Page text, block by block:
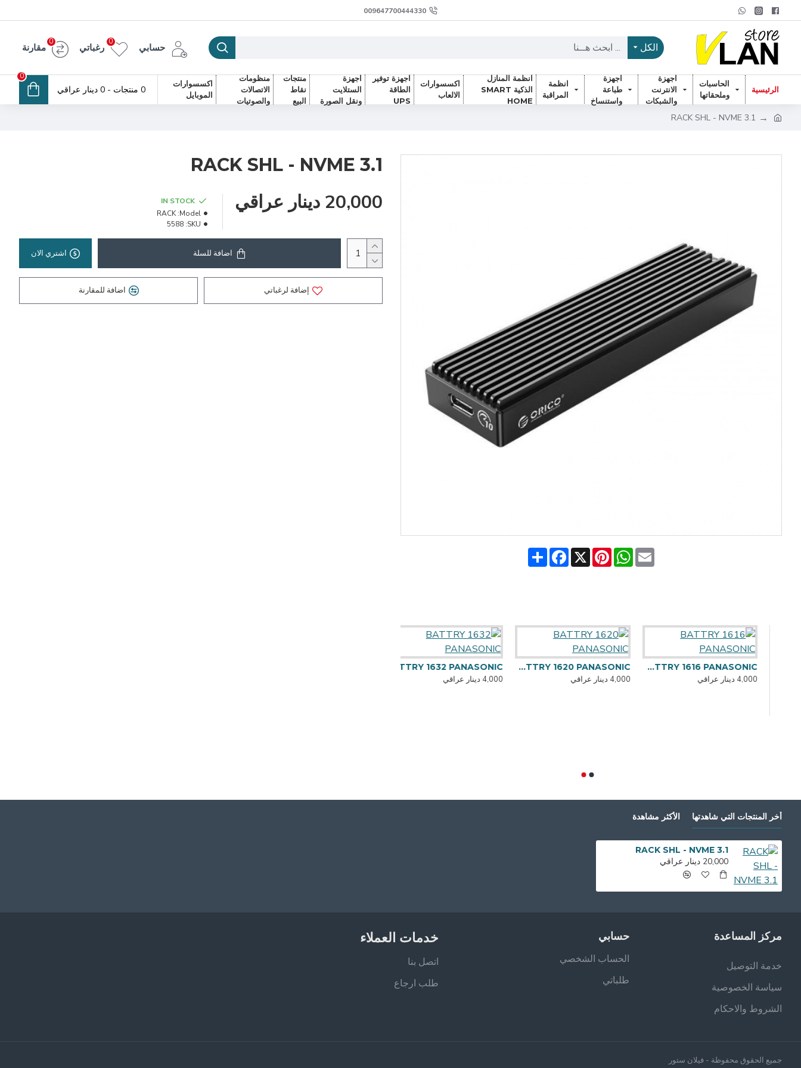
009647700444330
الكل حسابي رغباتي
0
مقارنة
0
الرئيسية
الحاسبات
وملحقاتها
اجهزة
الانترنت
والشبكات
اجهزة
طباعة
واستنساخ
انظمة
المراقبة
انظمة المنازل
الذكية SMART
HOME
اكسسوارات
الالعاب
اجهزة توفير
الطاقة
UPS
اجهزة
الستلايت
ونقل الصورة
منتجات
نقاط
البيع
منظومات
الاتصالات
والصوتيات
اكسسوارات
الموبايل
0 منتجات - 0 دينار عراقي
0
RACK SHL - NVME 3.1
Share
Facebook X
Pinterest
WhatsAppEmail
RACK SHL - NVME 3.1
20,000 دينار عراقي
IN STOCK
Model:
RACK
SKU:
5588
اضافة للسلة اشتري الان
إضافة لرغباتي اضافة للمقارنة
BATTRY 1616 PANASONIC
4,000 دينار عراقي
BATTRY 1620 PANASONIC
4,000 دينار عراقي
BATTRY 1632 PANASONIC
4,000 دينار عراقي
أخر المنتجات التي شاهدتها الأكثر مشاهدة
RACK SHL - NVME 3.1
20,000 دينار عراقي
مركز المساعدة
خدمة التوصيل
سياسة الخصوصية
الشروط والاحكام
حسابي
الحساب الشخصي
طلباتي
خدمات العملاء
اتصل بنا
طلب ارجاع
جميع الحقوق محفوظة - فيلان ستور